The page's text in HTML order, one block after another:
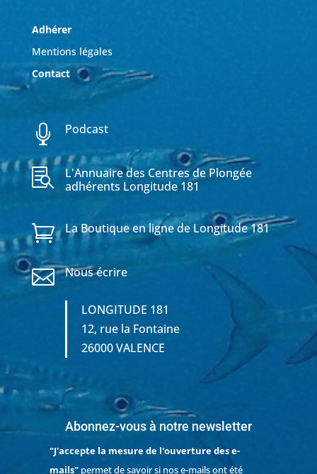
Adhérer
Mentions légales
Contact
 Podcast

L'Annuaire des Centres de Plongée
adhérents Longitude 181
 La Boutique en ligne de Longitude 181
 Nous écrire
LONGITUDE 181
12, rue la Fontaine
26000 VALENCE
Abonnez-vous à notre newsletter
"J'accepte la mesure de l'ouverture des e-
mails"permet de savoir si nos e-mails ont été